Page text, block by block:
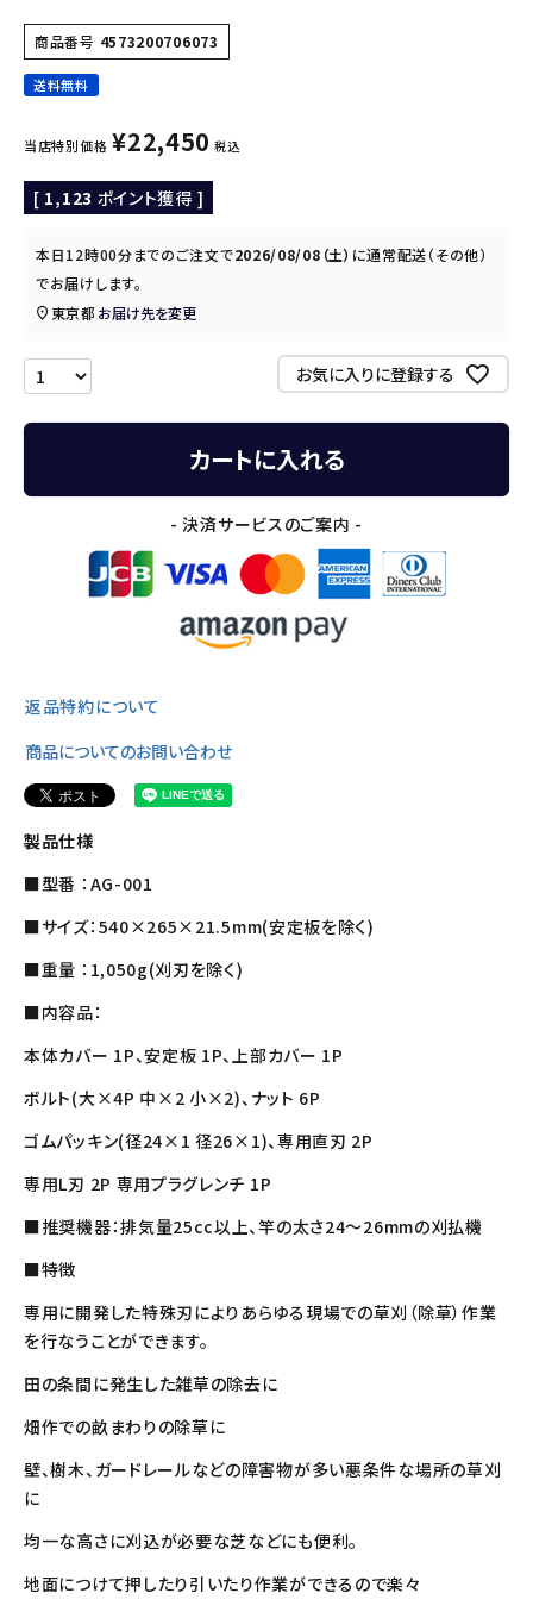
商品番号 4573200706073
送料無料
当店特別価格 ¥22,450 税込
[ 1,123 ポイント獲得 ]
本日12時00分までのご注文で2026/08/08（土） に通常配送（その他）
でお届けします。
東京都 お届け先を変更
お気に入りに登録する
カートに入れる
- 決済サービスのご案内 -
返品特約について
商品についてのお問い合わせ
製品仕様
■型番 ：AG-001
■サイズ：540×265×21.5mm(安定板を除く)
■重量 ：1,050g(刈刃を除く)
■内容品：
本体カバー 1P、安定板 1P、上部カバー 1P
ボルト(大×4P 中×2 小×2)、ナット 6P
ゴムパッキン(径24×1 径26×1)、専用直刃 2P
専用L刃 2P 専用プラグレンチ 1P
■推奨機器：排気量25cc以上、竿の太さ24～26mmの刈払機
■特徴
専用に開発した特殊刃によりあらゆる現場での草刈（除草）作業
を行なうことができます。
田の条間に発生した雑草の除去に
畑作での畝まわりの除草に
壁、樹木、ガードレールなどの障害物が多い悪条件な場所の草刈
に
均一な高さに刈込が必要な芝などにも便利。
地面につけて押したり引いたり作業ができるので楽々